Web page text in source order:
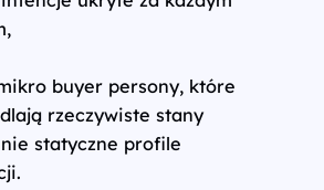
buyer persony, które
rzeczywiste stany
statyczne profile